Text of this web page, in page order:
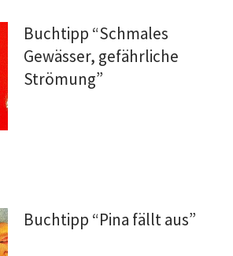
Buchtipp “Schmales
Gewässer, gefährliche
Strömung”
Buchtipp “Pina fällt aus”